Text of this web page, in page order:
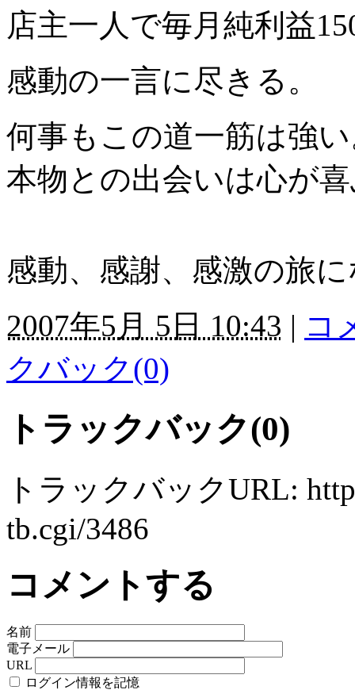
店主一人で毎月純利益
感動の一言に尽きる。
何事もこの道一筋は強
本物との出会いは心が
感動、感謝、感激の旅
2007年5月 5日 10:43 | コ
クバック(0)
トラックバック(0)
トラックバックURL:
tb.cgi/3486
コメントする
名前
電子メール
URL
ログイン情報を記憶